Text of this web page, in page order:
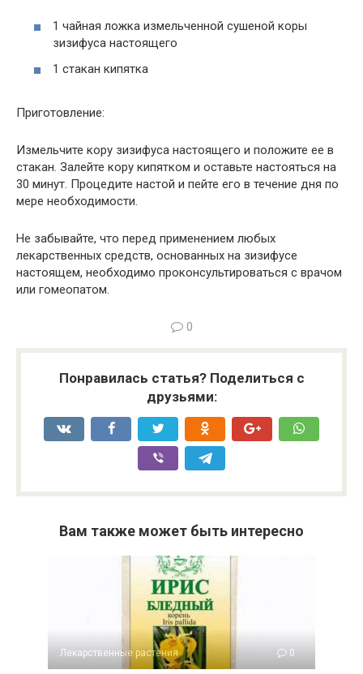
1 чайная ложка измельченной сушеной коры
зизифуса настоящего
1 стакан кипятка
Приготовление:
Измельчите кору зизифуса настоящего и положите ее в
стакан. Залейте кору кипятком и оставьте настояться на
30 минут. Процедите настой и пейте его в течение дня по
мере необходимости.
Не забывайте, что перед применением любых
лекарственных средств, основанных на зизифусе
настоящем, необходимо проконсультироваться с врачом
или гомеопатом.
0
Понравилась статья? Поделиться с
друзьями:
Вам также может быть интересно
Лекарственные растения 0